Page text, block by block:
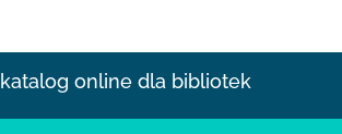
katalog online dla bibliotek